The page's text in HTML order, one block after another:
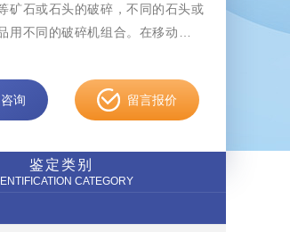
矿石或石头的破碎，不同的石头或
用不同的破碎机组合。在移动破碎
询
留言报价
鉴定类别
CATEGORY